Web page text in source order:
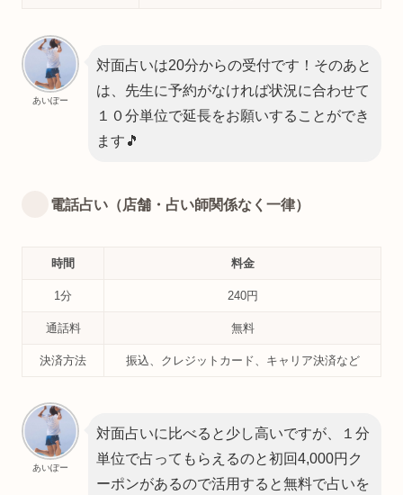
あいぽー
対面占いは20分からの受付です！そのあと
は、先生に予約がなければ状況に合わせて
１０分単位で延長をお願いすることができ
ます🎵
電話占い（店舗・占い師関係なく一律）
時間 料金
1分 240円
通話料 無料
決済方法 振込、クレジットカード、キャリア決済など
あいぽー
対面占いに比べると少し高いですが、１分
単位で占ってもらえるのと初回4,000円ク
ーポンがあるので活用すると無料で占いを